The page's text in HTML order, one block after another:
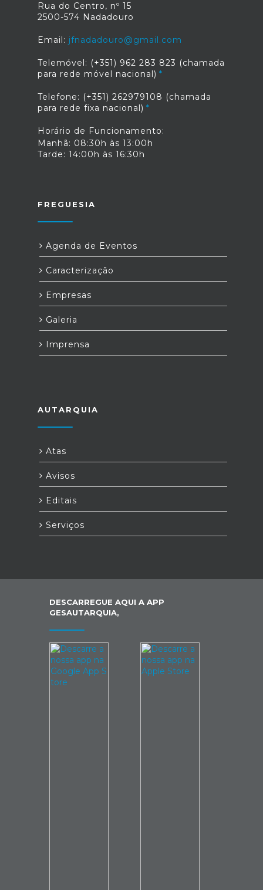
Rua do Centro, nº 15
2500-574 Nadadouro
Email: jfnadadouro@gmail.com
Telemóvel: (+351) 962 283 823 (chamada
para rede móvel nacional)
Telefone: (+351) 262979108 (chamada
para rede fixa nacional)
Horário de Funcionamento:
Manhã: 08:30h às 13:00h
Tarde: 14:00h às 16:30h
FREGUESIA
Agenda de Eventos
Caracterização
Empresas
Galeria
Imprensa
AUTARQUIA
Atas
Avisos
Editais
Serviços
DESCARREGUE AQUI A APP
GESAUTARQUIA,